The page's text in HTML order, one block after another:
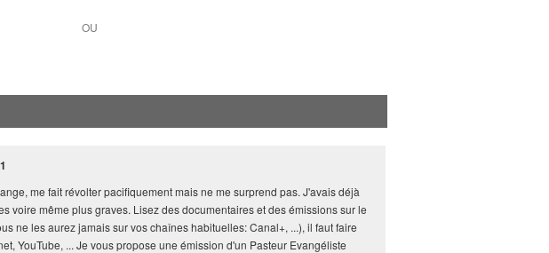
OU
me fait révolter pacifiquement mais ne me surprend pas. J'avais déjà
voire même plus graves. Lisez des documentaires et des émissions sur le
ne les aurez jamais sur vos chaînes habituelles: Canal+, ...), il faut faire
YouTube, ... Je vous propose une émission d'un Pasteur Evangéliste